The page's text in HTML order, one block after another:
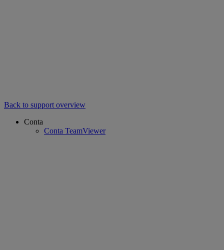
Back to support overview
Conta
Conta TeamViewer